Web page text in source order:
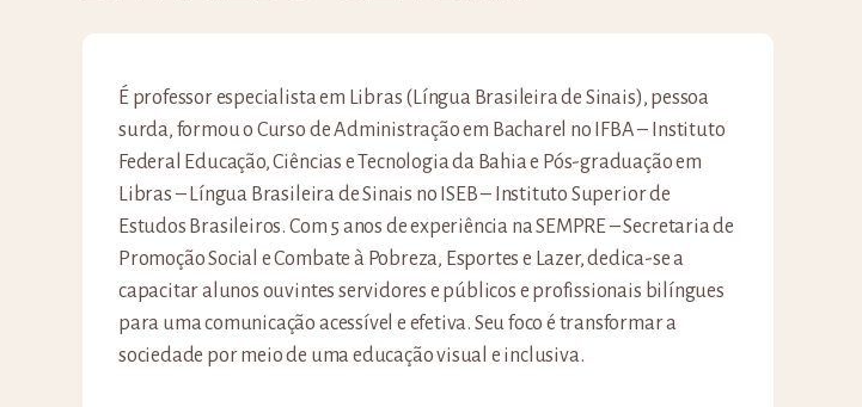
É professor especialista em Libras (Língua Brasileira de Sinais), pessoa
surda, formou o Curso de Administração em Bacharel no IFBA – Instituto
Federal Educação, Ciências e Tecnologia da Bahia e Pós-graduação em
Libras – Língua Brasileira de Sinais no ISEB – Instituto Superior de
Estudos Brasileiros. Com 5 anos de experiência na SEMPRE – Secretaria de
Promoção Social e Combate à Pobreza, Esportes e Lazer, dedica-se a
capacitar alunos ouvintes servidores e públicos e profissionais bilíngues
para uma comunicação acessível e efetiva. Seu foco é transformar a
sociedade por meio de uma educação visual e inclusiva.